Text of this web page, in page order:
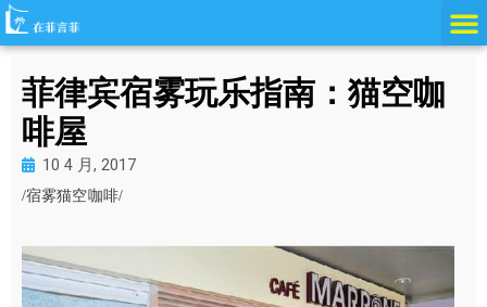
跳
至
菲律宾宿雾玩乐指南：猫空咖
啡屋
10 4 月, 2017
/宿雾猫空咖啡/